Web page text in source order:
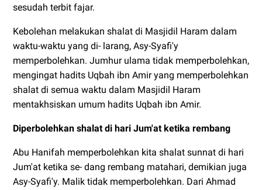
sesudah terbit fajar.
Kebolehan melakukan shalat di Masjidil Haram dalam
waktu-waktu yang di- larang, Asy-Syafi'y
memperbolehkan. Jumhur ulama tidak memperbolehkan,
mengingat hadits Uqbah ibn Amir yang memperbolehkan
shalat di semua waktu dalam Masjidil Haram
mentakhsiskan umum hadits Uqbah ibn Amir.
Diperbolehkan shalat di hari Jum'at ketika rembang
Abu Hanifah memperbolehkan kita shalat sunnat di hari
Jum'at ketika se- dang rembang matahari, demikian juga
Asy-Syafi'y. Malik tidak memperbolehkan. Dari Ahmad